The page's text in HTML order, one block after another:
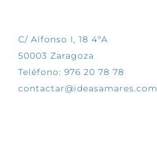
C/ Alfonso I, 18 4ºA
50003 Zaragoza
Teléfono: 976 20 78 78
contactar@ideasamares.com